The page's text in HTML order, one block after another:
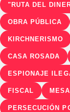
"RUTA DEL
OBRA PÚBLICA
KIRCHNERISMO
CASA ROSADA
ESPIONAJE
FISCAL
PERSECUCIÓN